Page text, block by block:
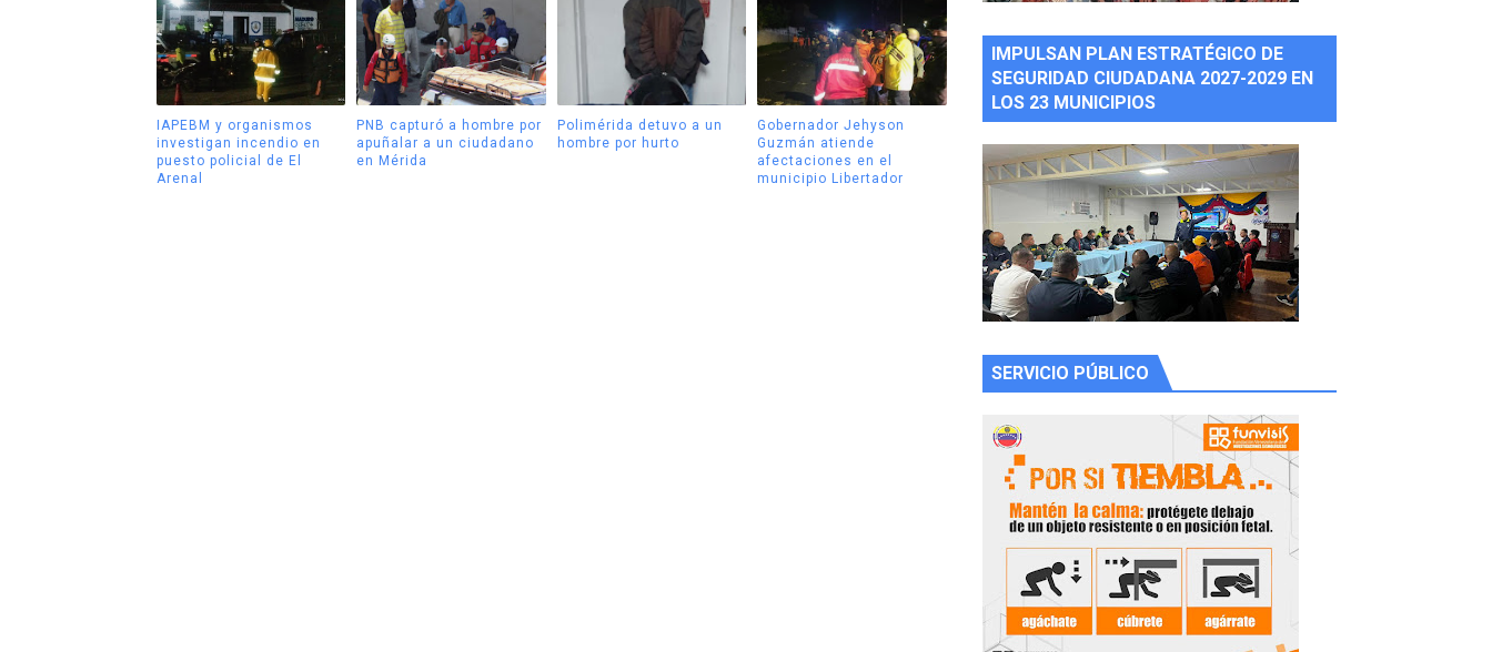
IAPEBM y organismos
investigan incendio en
puesto policial de El
Arenal
PNB capturó a hombre por
apuñalar a un ciudadano
en Mérida
Polimérida detuvo a un
hombre por hurto
Gobernador Jehyson
Guzmán atiende
afectaciones en el
municipio Libertador
IMPULSAN PLAN ESTRATÉGICO DE
SEGURIDAD CIUDADANA 2027-2029 EN
LOS 23 MUNICIPIOS
SERVICIO PÚBLICO